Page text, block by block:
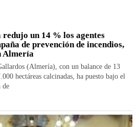
un 14 % los agentes
de prevención de incendios,
Almería
(Almería), con un balance de 13
hectáreas calcinadas, ha puesto bajo el
de